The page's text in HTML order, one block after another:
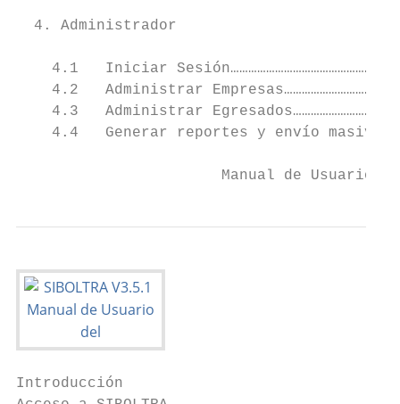
  4. Administrador
4.1   Iniciar
4.2   Administrar
4.3   Administrar
4.4   Generar reportes y envío masivo
Manual de Usuario
Introducción